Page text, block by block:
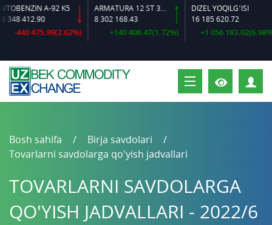
A-92 K5
412.90
-440 475.99(2.62%)
ARMATURA 12 ST 35 GS O‘LCHAMLI
8 302 168.43
+140 408.47(1.72%)
DIZEL YOQILG‘ISI
16 185 620.72
+1 056 183.02(6.98%)
Bosh sahifa
Birja savdolari
Tovarlarni savdolarga qo'yish jadvallari
TOVARLARNI SAVDOLARGA
QO'YISH JADVALLARI - 2022/6